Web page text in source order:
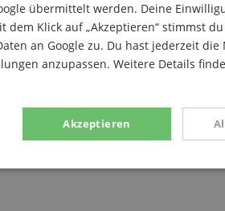
übermittelt werden. Deine
Klick auf „Akzeptieren“ stimmst
an Google zu. Du hast jederzeit die
anzupassen. Weitere Details
Akzeptieren
Marketing